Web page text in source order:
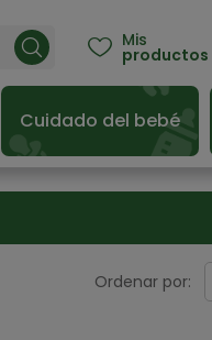
 Mis
productos
Cuidado del bebé
Ordenar por: